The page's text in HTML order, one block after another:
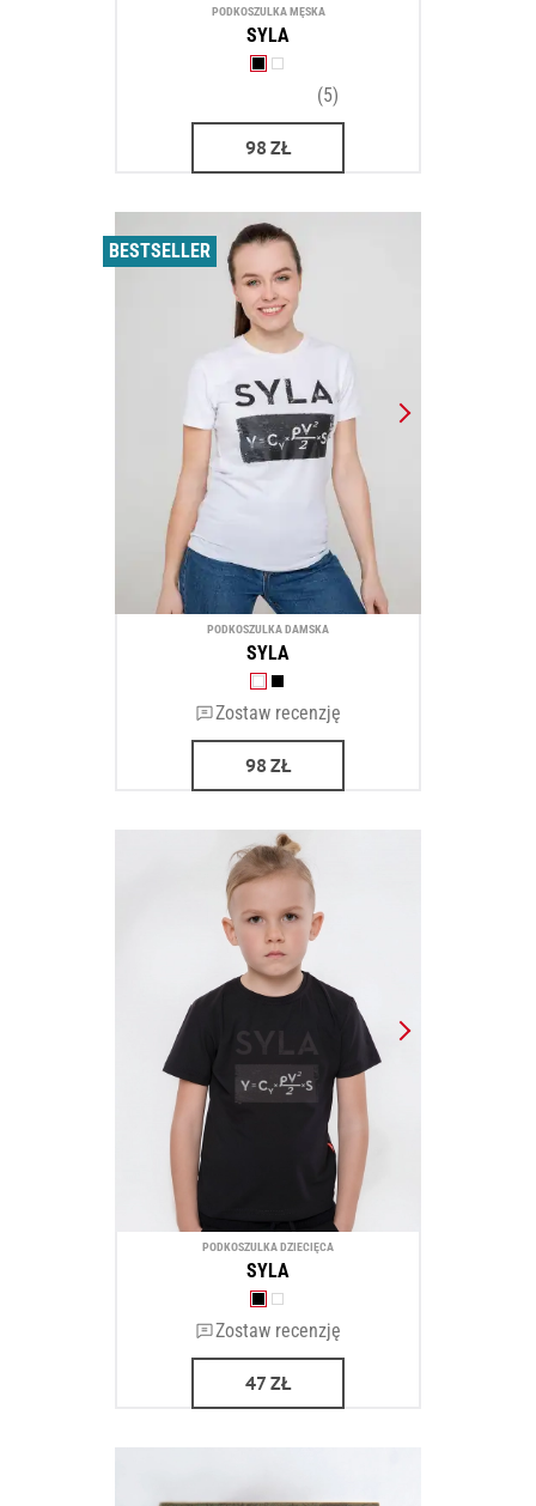
PODKOSZULKA MĘSKA
SYLA
(5)
98 ZŁ
BESTSELLER
PODKOSZULKA DAMSKA
SYLA
Zostaw recenzję
98 ZŁ
PODKOSZULKA DZIECIĘCA
SYLA
Zostaw recenzję
47ZŁ